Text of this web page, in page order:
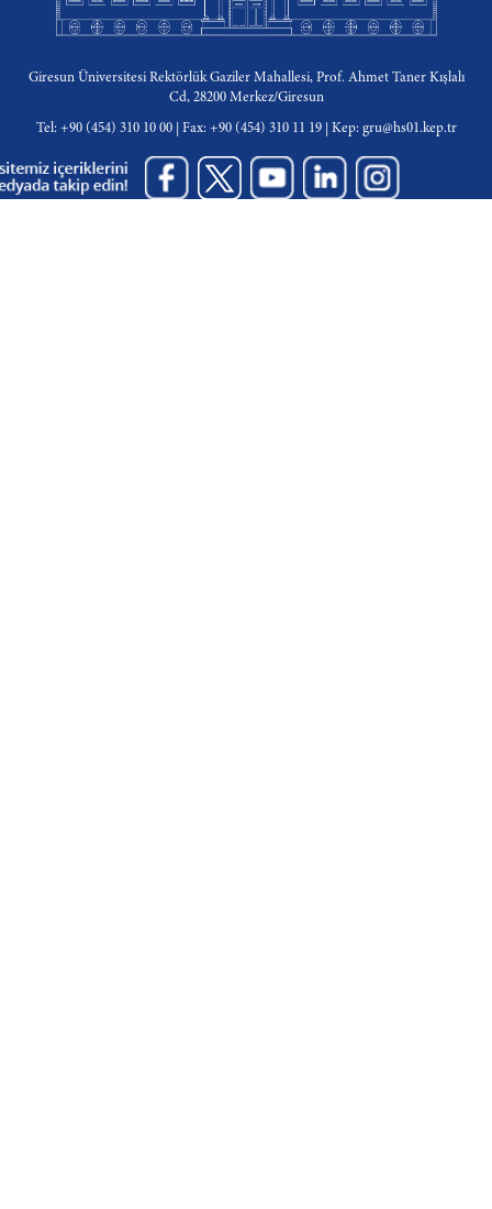
Giresun Üniversitesi Rektörlük Gaziler Mahallesi, Prof. Ahmet Taner Kışlalı
Cd, 28200 Merkez/Giresun
Tel: +90 (454) 310 10 00 | Fax: +90 (454) 310 11 19 | Kep: gru@hs01.kep.tr